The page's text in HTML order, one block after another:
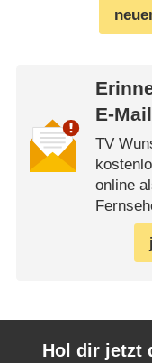
E-Mail
TV
online
Hol dir jetzt